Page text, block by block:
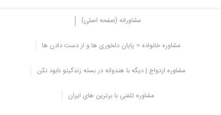
مشاورانه (صفحه اصلی)
مشاوره خانواده = پایان دلخوری ها و از دست دادن ها
مشاوره ازدواج | دیگه با هندوانه در بسته زندگیتو نابود نکن
مشاوره تلفنی با برترین های ایران